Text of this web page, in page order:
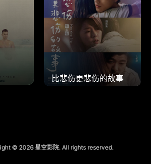
比悲伤更悲伤的故事
© 2026 星空影院. All rights reserved.